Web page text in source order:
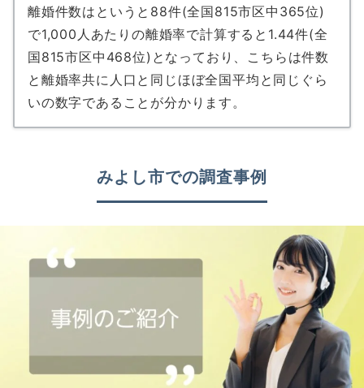
離婚件数はというと88件(全国815市区中365位)
で1,000人あたりの離婚率で計算すると1.44件(全
国815市区中468位)となっており、こちらは件数
と離婚率共に人口と同じほぼ全国平均と同じぐら
いの数字であることが分かります。
みよし市での調査事例